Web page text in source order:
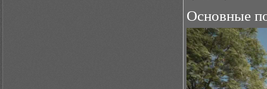
Основные